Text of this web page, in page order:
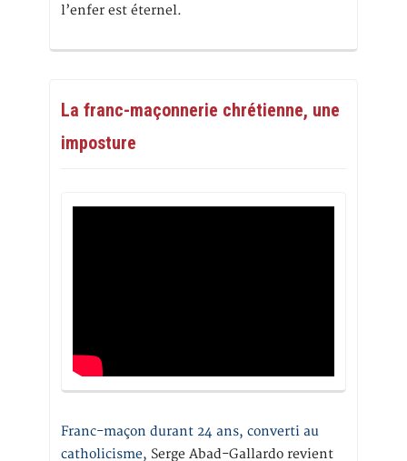
l’enfer est éternel.
La franc-maçonnerie chrétienne, une
imposture
Franc-maçon durant 24 ans, converti au
catholicisme, Serge Abad-Gallardo revient